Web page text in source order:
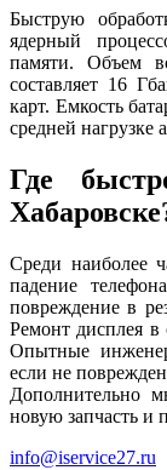
Быструю
ядерный
памяти. Объем
составляет 16
карт. Емкость
средней нагрузке
Где
Среди наиболее
падение
повреждение в
Ремонт дисплея в
Опытные
если не
Дополнительно
новую запчасть и
info@iservice27.ru